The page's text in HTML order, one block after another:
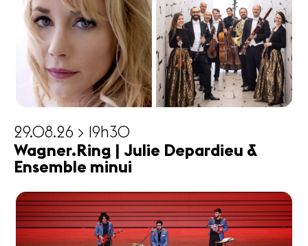
29.08.26 > 19h30
Wagner.Ring | Julie Depardieu &
Ensemble minui